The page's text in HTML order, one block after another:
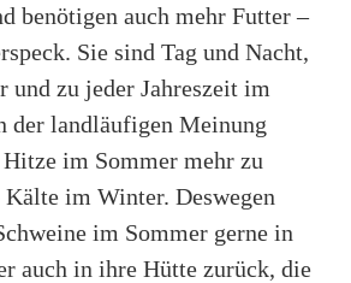
benötigen auch mehr Futter –
Sie sind Tag und Nacht,
und zu jeder Jahreszeit im
der landläufigen Meinung
im Sommer mehr zu
im Winter. Deswegen
im Sommer gerne in
auch in ihre Hütte zurück, die